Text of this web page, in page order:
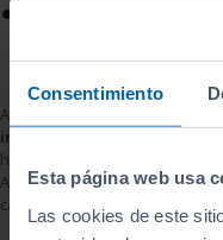
Consentimiento
Esta página web usa
Las cookies de este
:
través de una señal
impidiéndole que midan
A la vista de estas
inhibidor de radar no es
hasta seis mil euros y la
Además de su uso, está
castigado con multas que